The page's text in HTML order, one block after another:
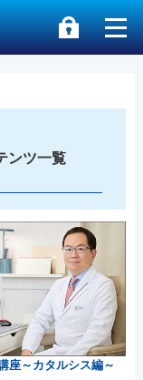
ンツ一覧
座～カタルシス編～